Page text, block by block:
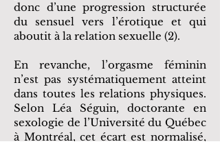
donc d’une progression structurée
du sensuel vers l’érotique et qui
aboutit à la relation sexuelle (2).
En revanche, l’orgasme féminin
n’est pas systématiquement atteint
dans toutes les relations physiques.
Selon Léa Séguin, doctorante en
sexologie de l’Université du Québec
à Montréal, cet écart est normalisé,